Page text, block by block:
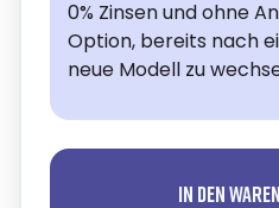
0% Zinsen und ohne
Option, bereits nach
neue Modell zu
In den